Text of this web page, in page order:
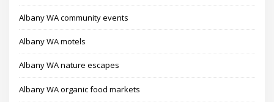
Albany WA community events
Albany WA motels
Albany WA nature escapes
Albany WA organic food markets